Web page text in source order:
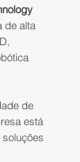
de alta
de
está